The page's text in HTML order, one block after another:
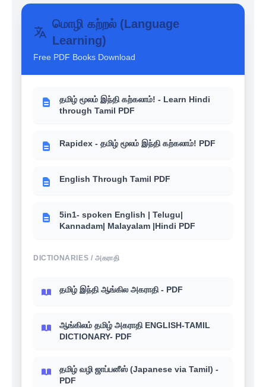
books வரலாறு (History)
உங்களுக்கு தெரியுமா? - 6th-12th School
books பொருளாதாரம் (Economics)
books இந்திய அரசியல் (Polity)
மொழி கற்றல் (Language
Learning)
Free PDF Books Download
தமிழ் மூலம் இந்தி கற்கலாம்! - Learn Hindi
through Tamil PDF
Rapidex - தமிழ் மூலம் இந்தி கற்கலாம்! PDF
English Through Tamil PDF
5in1- spoken English | Telugu|
Kannadam| Malayalam |Hindi PDF
DICTIONARIES / அகராதி
தமிழ் இந்தி ஆங்கில அகராதி - PDF
ஆங்கிலம் தமிழ் அகராதி ENGLISH-TAMIL
DICTIONARY- PDF
தமிழ் வழி ஜாப்பனீஸ் (Japanese via Tamil) -
PDF